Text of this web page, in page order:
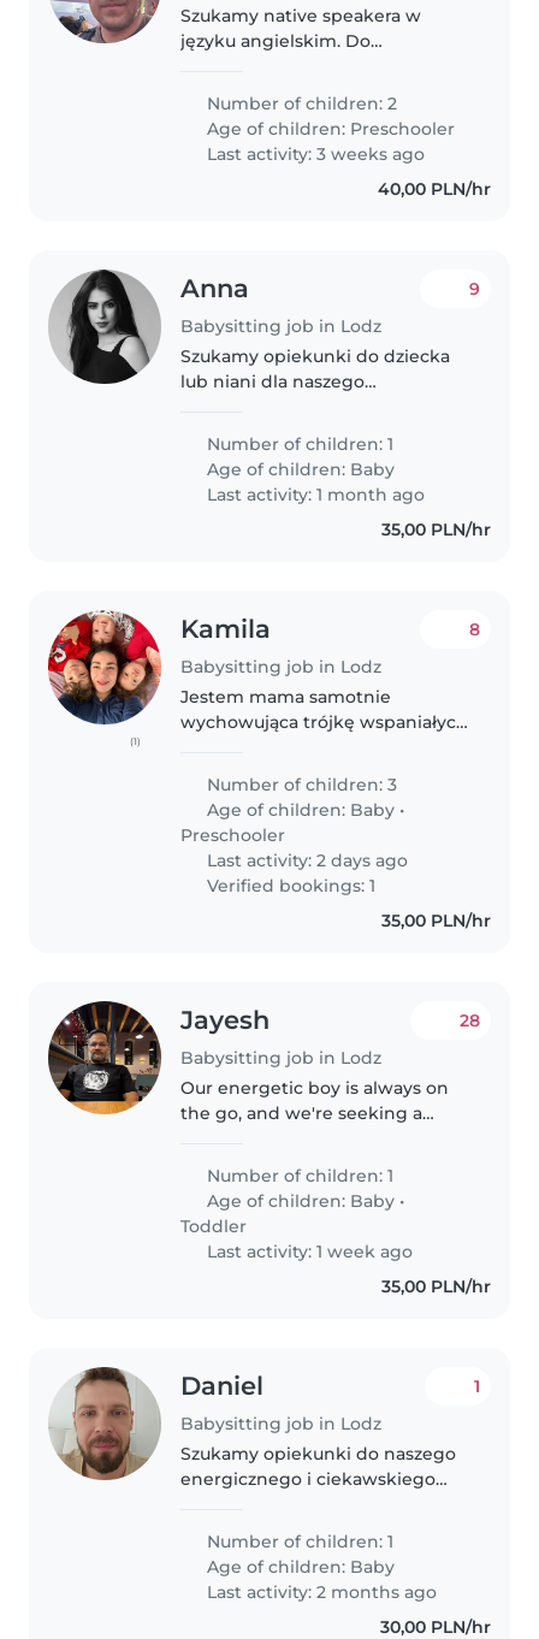
Szukamy native speakera w
języku angielskim. Do
tygodniu
Number of children: 2
Age of children: Preschooler
Last activity: 3 weeks ago
40,00 PLN/hr
Anna
Babysitting job in Lodz
9
Szukamy opiekunki do dziecka
lub niani dla naszego
spokojnego malucha. Nasz dom
to miejsce pełne miłości
Number of children: 1
Age of children: Baby
Last activity: 1 month ago
35,00 PLN/hr
(1)
Kamila
Babysitting job in Lodz
8
Jestem mama samotnie
wychowująca trójkę wspaniałych
Uniwersytecie w Łodzi i w czasie
mojej nieobecności (zajęcia ze
studentami) potrzebuje opieki
dla swoich..
Number of children: 3
Age of children: Baby •
Preschooler
Last activity: 2 days ago
Verified bookings: 1
35,00 PLN/hr
Jayesh
Babysitting job in Lodz
28
Our energetic boy is always on
the go, and we're seeking a
keep up with his playful antics.
Our little one is curious about
the world, so we're looking..
Number of children: 1
Age of children: Baby •
Toddler
Last activity: 1 week ago
35,00 PLN/hr
Daniel
Babysitting job in Lodz
1
Szukamy opiekunki do naszego
energicznego i ciekawskiego
opiekunka powinna być
komfortowo czuć się w
obecności zwierząt. Dziecko..
Number of children: 1
Age of children: Baby
Last activity: 2 months ago
30,00 PLN/hr